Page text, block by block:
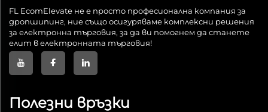
FL EcomElevate не е просто професионална компания за
дропшипинг, ние също осигуряваме комплексни решения
за електронна търговия, за да ви помогнем да станете
елит в електронната търговия!
Полезни връзки